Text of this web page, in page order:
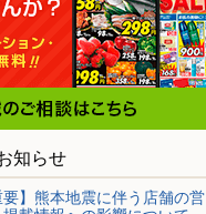
知らせ
要】熊本地震に伴う店舗の営